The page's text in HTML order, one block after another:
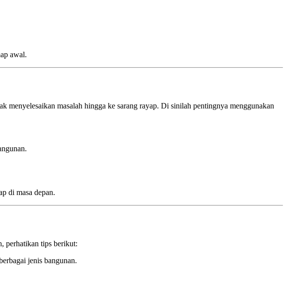
awal.
menyelesaikan masalah hingga ke sarang rayap. Di sinilah pentingnya menggunakan
di masa depan.
perhatikan tips berikut:
jenis bangunan.